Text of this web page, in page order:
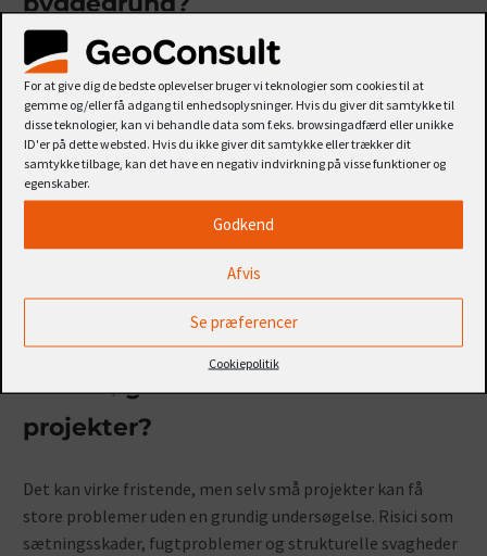
For at give dig de bedste oplevelser bruger vi teknologier som cookies til at
gemme og/eller få adgang til enhedsoplysninger. Hvis du giver dit samtykke til
disse teknologier, kan vi behandle data som f.eks. browsingadfærd eller unikke
ID'er på dette websted. Hvis du ikke giver dit samtykke eller trækker dit
samtykke tilbage, kan det have en negativ indvirkning på visse funktioner og
egenskaber.
Godkend
Afvis
Se præferencer
Cookiepolitik
Hvis undersøgelsen afslører problemer, kan løsninger
være:
Ændring af byggeplanerne
Anvendelse af særlige funderingsteknikker
Jordforbedrende tiltag
Kontaktaltid en geotekniker for at finde den bedste
Kan jeg undgå en geoteknisk
undersøgelse ved mindre
projekter?
Det kan virke fristende, men selv små projekter kan få
store problemer uden en grundig undersøgelse. Risici som
sætningsskader, fugtproblemer og strukturelle svagheder